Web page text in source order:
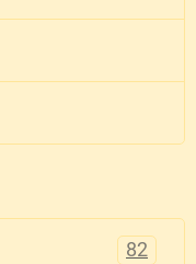
82